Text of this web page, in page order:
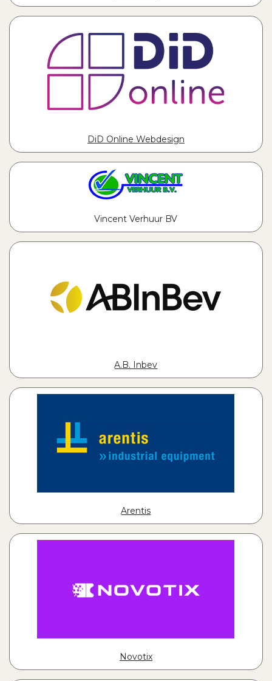
DiD Online Webdesign
Vincent Verhuur BV
A.B. Inbev
Arentis
Novotix